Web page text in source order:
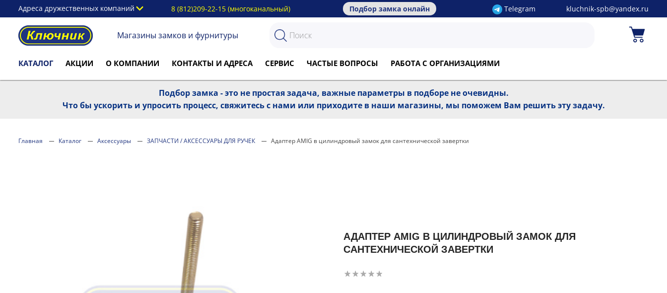
Адреса дружественных компаний 8 (812)209-22-15 (многоканальный) Подбор замка онлайн Telegram kluchnik-spb@yandex.ru
Магазины замков и фурнитуры
КАТАЛОГ АКЦИИ О КОМПАНИИ КОНТАКТЫ И АДРЕСА СЕРВИС ЧАСТЫЕ ВОПРОСЫ РАБОТА С ОРГАНИЗАЦИЯМИ
Подбор замка - это не простая задача, важные параметры в подборе не очевидны.
Что бы ускорить и упросить процесс, свяжитесь с нами или приходите в наши магазины, мы поможем Вам решить эту задачу.
Главная Каталог Аксессуары ЗАПЧАСТИ / АКСЕССУАРЫ ДЛЯ РУЧЕК Адаптер AMIG в цилиндровый замок для сантехнической завертки
АДАПТЕР AMIG В ЦИЛИНДРОВЫЙ ЗАМОК ДЛЯ
САНТЕХНИЧЕСКОЙ ЗАВЕРТКИ